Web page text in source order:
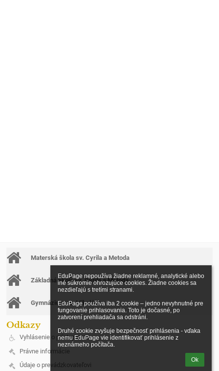
EduPage nepoužíva žiadne reklamné, analytické alebo
iné súkromie ohrozujúce cookies. Žiadne cookies sa
nezdieľajú s tretími stranami.
EduPage používa iba 2 cookie – jedno nevyhnutné pre
fungovanie prihlasovania. Toto je dočasné, po
zatvorení prehliadača sa odstráni.
Druhé cookie zvyšuje bezpečnosť prihlásenia - vďaka
nemu EduPage vie identifikovať prihlásenie z
neznámeho počítača.
Ok
Materská škola sv. Cyrila a Metoda
Základná škola sv. Cyrila a Metoda
Gymnázium sv. Mikuláša
Odkazy
Vyhlásenie o prístupnosti
Právne informácie
Údaje o prevádzkovateľovi